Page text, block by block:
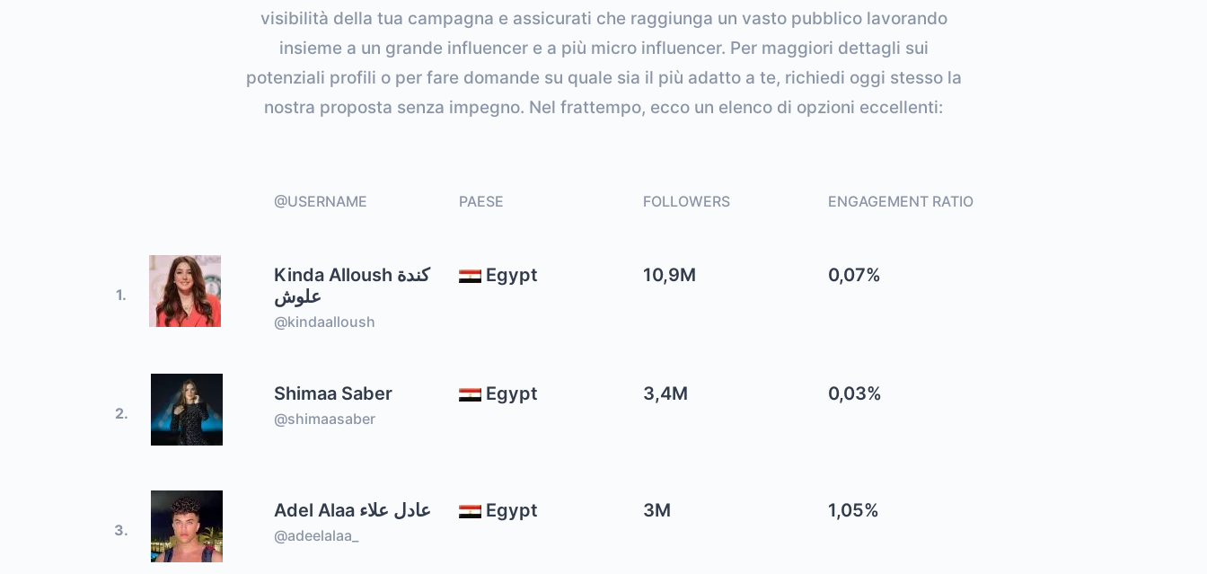
visibilità della tua campagna e assicurati che raggiunga un vasto pubblico lavorando
insieme a un grande influencer e a più micro influencer. Per maggiori dettagli sui
potenziali profili o per fare domande su quale sia il più adatto a te, richiedi oggi stesso la
nostra proposta senza impegno. Nel frattempo, ecco un elenco di opzioni eccellenti:
@USERNAME PAESE FOLLOWERS ENGAGEMENT RATIO
1.
Kinda Alloush كندة
علوش
@kindaalloush
Egypt 10,9M 0,07%
2.
Shimaa Saber
@shimaasaber
Egypt 3,4M 0,03%
3.
Adel Alaa عادل علاء
@adeelalaa_
Egypt 3M 1,05%